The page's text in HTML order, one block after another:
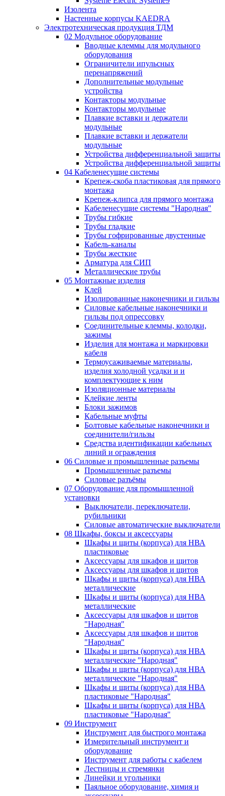
Изолента
Настенные корпусы KAEDRA
Электротехническая продукция ТДМ
02 Модульное оборудование
Вводные клеммы для модульного
оборудования
Ограничители ипульсных
перенапряжений
Дополнительные модульные
устройства
Контакторы модульные
Контакторы модульные
Плавкие вставки и держатели
модульные
Плавкие вставки и держатели
модульные
Устройства дифференциальной защиты
Устройства дифференциальной защиты
04 Кабеленесущие системы
Крепеж-скоба пластиковая для прямого
монтажа
Крепеж-клипса для прямого монтажа
Кабеленесущие системы "Народная"
Трубы гибкие
Трубы гладкие
Трубы гофрированные двустенные
Кабель-каналы
Трубы жесткие
Арматура для СИП
Металлические трубы
05 Монтажные изделия
Клей
Изолированные наконечники и гильзы
Силовые кабельные наконечники и
гильзы под опрессовку
Соединительные клеммы, колодки,
зажимы
Изделия для монтажа и маркировки
кабеля
Термоусаживаемые материалы,
изделия холодной усадки и и
комплектующие к ним
Изоляционные материалы
Клейкие ленты
Блоки зажимов
Кабельные муфты
Болтовые кабельные наконечники и
соединители/гильзы
Средства идентификации кабельных
линий и ограждения
06 Силовые и промышленные разъемы
Промышленные разъемы
Силовые разъёмы
07 Оборудование для промышленной
установки
Выключатели, переключатели,
рубильники
Силовые автоматические выключатели
08 Шкафы, боксы и аксессуары
Шкафы и щиты (корпуса) для НВА
пластиковые
Аксессуары для шкафов и щитов
Аксессуары для шкафов и щитов
Шкафы и щиты (корпуса) для НВА
металлические
Шкафы и щиты (корпуса) для НВА
металлические
Аксессуары для шкафов и щитов
"Народная"
Аксессуары для шкафов и щитов
"Народная"
Шкафы и щиты (корпуса) для НВА
металлические "Народная"
Шкафы и щиты (корпуса) для НВА
металлические "Народная"
Шкафы и щиты (корпуса) для НВА
пластиковые "Народная"
Шкафы и щиты (корпуса) для НВА
пластиковые "Народная"
09 Инструмент
Инструмент для быстрого монтажа
Измерительный инструмент и
оборудование
Инструмент для работы с кабелем
Лестницы и стремянки
Линейки и угольники
Паяльное оборудование, химия и